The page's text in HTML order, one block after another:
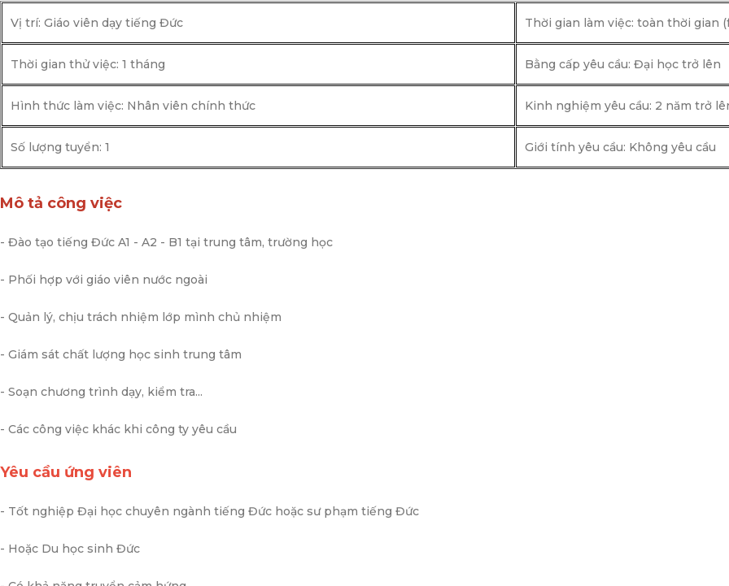
Vị trí: Giáo viên dạy tiếng Đức Thời gian làm việc: toàn thời
Thời gian thử việc: 1 tháng Bằng cấp yêu cầu: Đại học trở lên
Hình thức làm việc: Nhân viên chính thức Kinh nghiệm yêu cầu: 2 năm trở
Số lượng tuyển: 1 Giới tính yêu cầu: Không yêu cầu
Mô tả công việc
- Đào tạo tiếng Đức A1 - A2 - B1 tại trung tâm, trường học
- Phối hợp với giáo viên nước ngoài
- Quản lý, chịu trách nhiệm lớp mình chủ nhiệm
- Giám sát chất lượng học sinh trung tâm
- Soạn chương trình dạy, kiểm tra...
- Các công việc khác khi công ty yêu cầu
Yêu cầu ứng viên
- Tốt nghiệp Đại học chuyên ngành tiếng Đức hoặc sư phạm tiếng Đức
- Hoặc Du học sinh Đức